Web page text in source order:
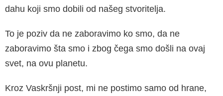
dahu koji smo dobili od našeg stvoritelja.
To je poziv da ne zaboravimo ko smo, da ne
zaboravimo šta smo i zbog čega smo došli na ovaj
svet, na ovu planetu.
Kroz Vaskršnji post, mi ne postimo samo od hrane,